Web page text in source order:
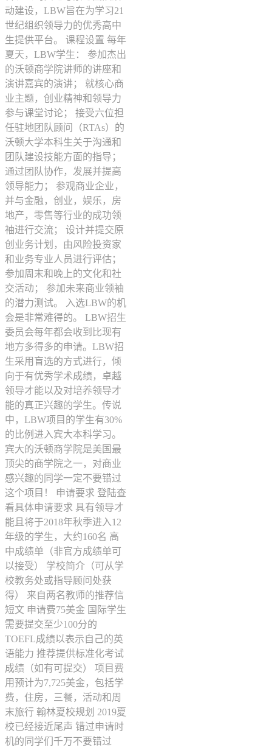
动建设，LBW旨在为学习21
世纪组织领导力的优秀高中
生提供平台。 课程设置 每年
夏天，LBW学生： 参加杰出
的沃顿商学院讲师的讲座和
演讲嘉宾的演讲； 就核心商
业主题，创业精神和领导力
参与课堂讨论； 接受六位担
任驻地团队顾问（RTAs）的
沃顿大学本科生关于沟通和
团队建设技能方面的指导；
通过团队协作，发展并提高
领导能力； 参观商业企业，
并与金融，创业，娱乐，房
地产，零售等行业的成功领
袖进行交流； 设计并提交原
创业务计划，由风险投资家
和业务专业人员进行评估；
参加周末和晚上的文化和社
交活动； 参加未来商业领袖
的潜力测试。 入选LBW的机
会是非常难得的。 LBW招生
委员会每年都会收到比现有
地方多得多的申请。LBW招
生采用盲选的方式进行，倾
向于有优秀学术成绩，卓越
领导才能以及对培养领导才
能的真正兴趣的学生。传说
中，LBW项目的学生有30%
的比例进入宾大本科学习。
宾大的沃顿商学院是美国最
顶尖的商学院之一，对商业
感兴趣的同学一定不要错过
这个项目！ 申请要求 登陆查
看具体申请要求 具有领导才
能且将于2018年秋季进入12
年级的学生，大约160名 高
中成绩单（非官方成绩单可
以接受） 学校简介（可从学
校教务处或指导顾问处获
得） 来自两名教师的推荐信
短文 申请费75美金 国际学生
需要提交至少100分的
TOEFL成绩以表示自己的英
语能力 推荐提供标准化考试
成绩（如有可提交） 项目费
用预计为7,725美金，包括学
费，住房，三餐，活动和周
末旅行 翰林夏校规划 2019夏
校已经接近尾声 错过申请时
机的同学们千万不要错过